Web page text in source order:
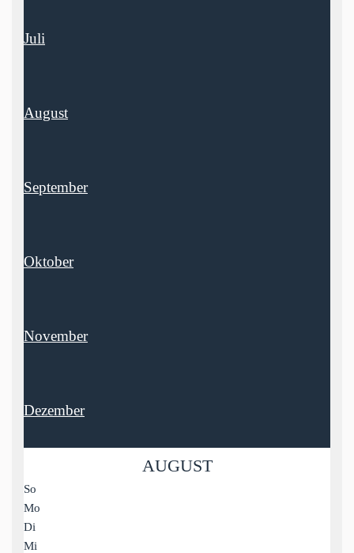
Juli
August
September
Oktober
November
Dezember
AUGUST
So
Mo
Di
Mi